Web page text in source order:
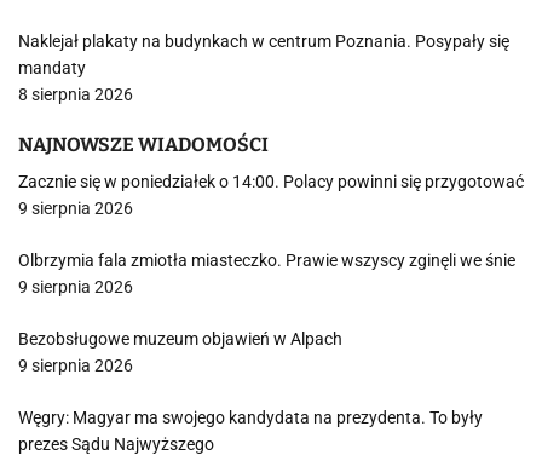
Naklejał plakaty na budynkach w centrum Poznania. Posypały się
mandaty
8 sierpnia 2026
NAJNOWSZE WIADOMOŚCI
Zacznie się w poniedziałek o 14:00. Polacy powinni się przygotować
9 sierpnia 2026
Olbrzymia fala zmiotła miasteczko. Prawie wszyscy zginęli we śnie
9 sierpnia 2026
Bezobsługowe muzeum objawień w Alpach
9 sierpnia 2026
Węgry: Magyar ma swojego kandydata na prezydenta. To były
prezes Sądu Najwyższego